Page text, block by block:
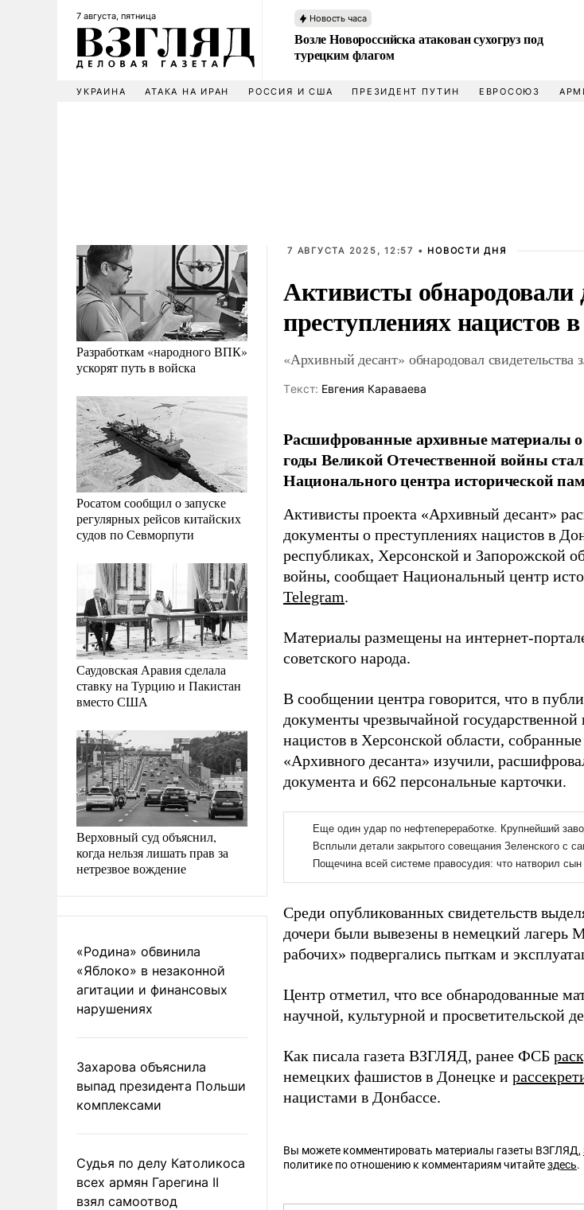
7 августа, пятница Новость часа
Возле Новороссийска атакован сухогруз под
турецким флагом
УКРАИНА АТАКА НА ИРАН РОССИЯ И США ПРЕЗИДЕНТ ПУТИН ЕВРОСОЮЗ
Разработкам «народного ВПК»
ускорят путь в войска
Росатом сообщил о запуске
регулярных рейсов китайских
судов по Севморпути
Саудовская Аравия сделала
ставку на Турцию и Пакистан
вместо США
Верховный суд объяснил,
когда нельзя лишать прав за
нетрезвое вождение
«Родина» обвинила
«Яблоко» в незаконной
агитации и финансовых
нарушениях
Захарова объяснила
выпад президента Польши
комплексами
Судья по делу Католикоса
всех армян Гарегина II
взял самоотвод
7 АВГУСТА 2025, 12:57 • НОВОСТИ ДНЯ
Активисты
преступлениях нацистов
«Архивный десант» обнародовал
Tекст: Евгения Караваева
Расшифрованные архивные материалы о
годы Великой Отечественной войны
Национального центра исторической
Активисты проекта «Архивный десант»
документы о преступлениях нацистов в
республиках, Херсонской и Запорожской
войны, сообщает Национальный центр
Telegram.
Материалы размещены на интернет-
советского народа.
В сообщении центра говорится, что в
документы чрезвычайной
нацистов в Херсонской области,
«Архивного десанта» изучили,
документа и 662 персональные карточки.
Среди опубликованных свидетельств
дочери были вывезены в немецкий лагерь
рабочих» подвергались пыткам и
Центр отметил, что все обнародованные
научной, культурной и просветительской
Как писала газета ВЗГЛЯД, ранее ФСБ
немецких фашистов в Донецке и
нацистами в Донбассе.
Вы можете комментировать материалы газеты ВЗГЛЯД,
политике по отношению к комментариям читайтездесь.